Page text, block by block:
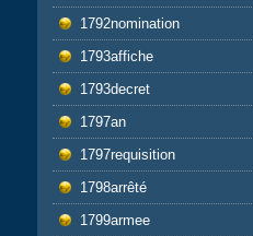
1792nomination
1793affiche
1793decret
1797an
1797requisition
1798arrêté
1799armee